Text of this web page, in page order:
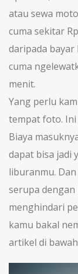
atau sewa
cuma sekitar
daripada
cuma
menit.
Yang perlu
tempat foto.
Biaya
dapat bisa jadi
liburanmu.
serupa
menghindari
kamu bakal
artikel di